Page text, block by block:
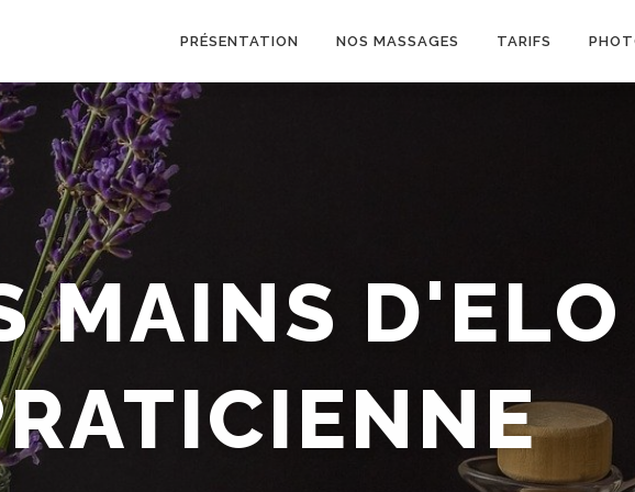
PRÉSENTATION NOS MASSAGES TARIFS
MAINS D'ELO
BIEN